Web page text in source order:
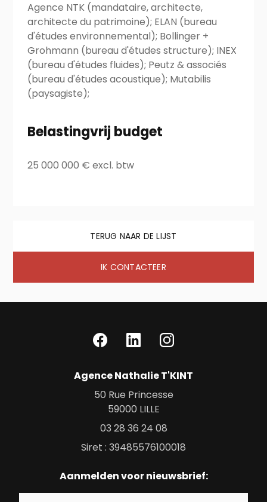
Agence NTK (mandataire, architecte,
architecte du patrimoine); ELAN (bureau
d'études environnemental); Bollinger +
Grohmann (bureau d'études structure); INEX
(bureau d'études fluides); Peutz & associés
(bureau d'études acoustique); Mutabilis
(paysagiste);
Belastingvrij budget
25 000 000 € excl. btw
TERUG NAAR DE LIJST
IK CONTACTEER
Agence Nathalie T'KINT
50 Rue Princesse
59000 LILLE
03 28 36 24 08
Siret : 39485576100018
Aanmelden voor nieuwsbrief: